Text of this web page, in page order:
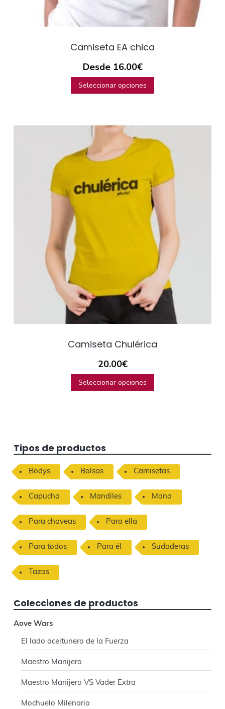
Camiseta EA chica
Desde 16.00€
Seleccionar opciones
Camiseta Chulérica
20.00€
Seleccionar opciones
B
a
r
r
a
l
a
e
r
a
p
Tipos de productos
Bodys Bolsas Camisetas
Capucha Mandiles Mono
Para chaveas Para ella
Para todos Para él Sudaderas
Tazas
Colecciones de productos
Aove Wars
El lado aceitunero de la Fuerza
Maestro Manijero
Maestro Manijero VS Vader Extra
Mochuelo Milenario